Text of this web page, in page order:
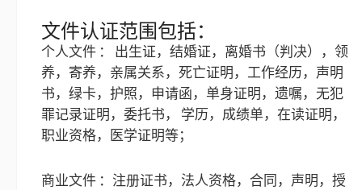
文件认证范围包括：
个人文件 ： 出生证，结婚证，离婚书（判决），领
养，寄养，亲属关系，死亡证明，工作经历，声明
书，绿卡，护照，申请函，单身证明，遗嘱，无犯
罪记录证明，委托书， 学历，成绩单，在读证明，
职业资格，医学证明等；
商业文件 ：注册证书，法人资格，合同，声明，授